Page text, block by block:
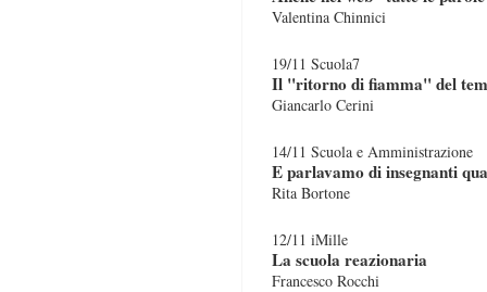
Valentina Chinnici
19/11 Scuola7
Il "ritorno di fiamma" del
Giancarlo Cerini
14/11 Scuola e Amministrazione
E parlavamo di insegnanti
Rita Bortone
12/11 iMille
La scuola reazionaria
Francesco Rocchi